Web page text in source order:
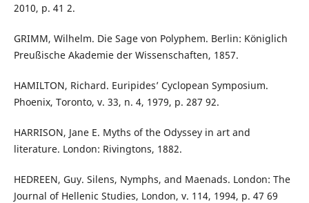
2010, p. 41 2.
GRIMM, Wilhelm. Die Sage von Polyphem. Berlin: Königlich
Preußische Akademie der Wissenschaften, 1857.
HAMILTON, Richard. Euripides’ Cyclopean Symposium.
Phoenix, Toronto, v. 33, n. 4, 1979, p. 287 92.
HARRISON, Jane E. Myths of the Odyssey in art and
literature. London: Rivingtons, 1882.
HEDREEN, Guy. Silens, Nymphs, and Maenads. London: The
Journal of Hellenic Studies, London, v. 114, 1994, p. 47 69